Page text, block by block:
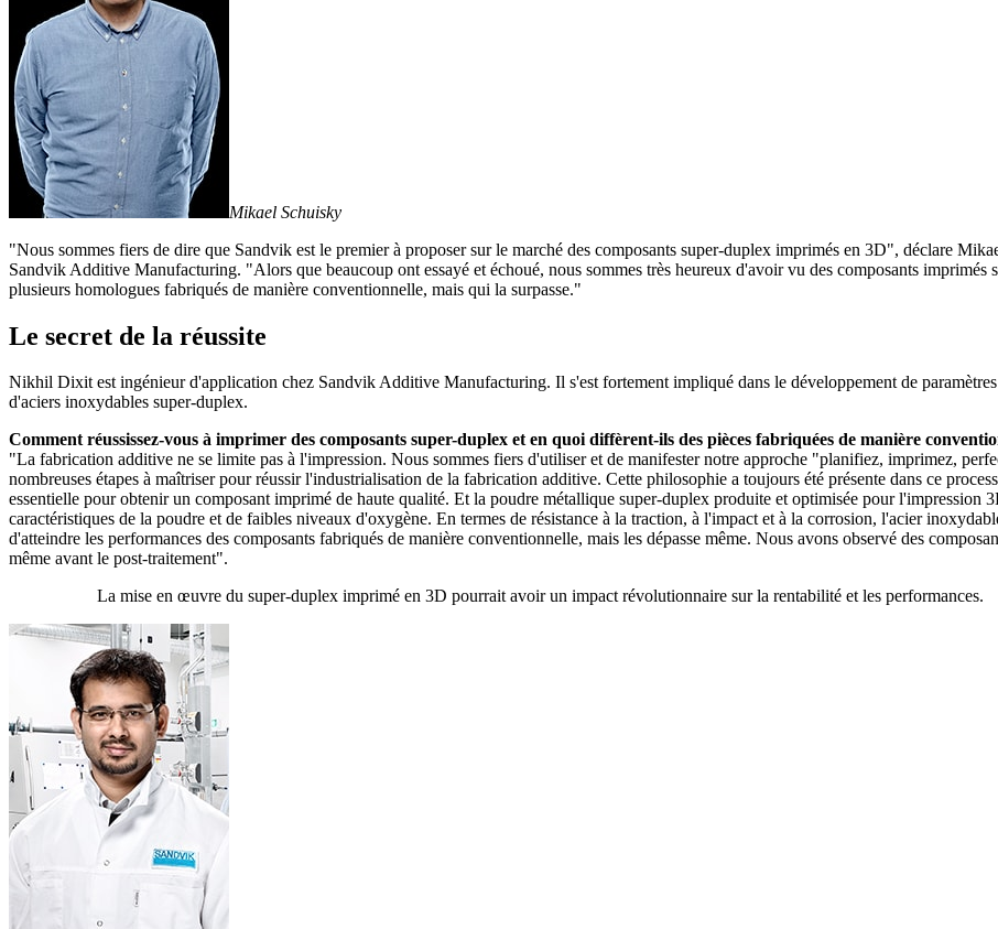
Mikael Schuisky
"Nous sommes fiers de dire que Sandvik est le premier à proposer sur le marché des composants super-duplex imprimés en 3D", déclare
Sandvik Additive Manufacturing. "Alors que beaucoup ont essayé et échoué, nous sommes très heureux d'avoir vu des composants imprimés
plusieurs homologues fabriqués de manière conventionnelle, mais qui la surpasse."
Le secret de la réussite
Nikhil Dixit est ingénieur d'application chez Sandvik Additive Manufacturing. Il s'est fortement impliqué dans le développement de
d'aciers inoxydables super-duplex.
Comment réussissez-vous à imprimer des composants super-duplex et en quoi diffèrent-ils des pièces fabriquées de manière
"La fabrication additive ne se limite pas à l'impression. Nous sommes fiers d'utiliser et de manifester notre approche "planifiez, imprimez,
nombreuses étapes à maîtriser pour réussir l'industrialisation de la fabrication additive. Cette philosophie a toujours été présente dans ce
essentielle pour obtenir un composant imprimé de haute qualité. Et la poudre métallique super-duplex produite et optimisée pour l'impression
caractéristiques de la poudre et de faibles niveaux d'oxygène. En termes de résistance à la traction, à l'impact et à la corrosion, l'acier
d'atteindre les performances des composants fabriqués de manière conventionnelle, mais les dépasse même. Nous avons observé des
même avant le post-traitement".
La mise en œuvre du super-duplex imprimé en 3D pourrait avoir un impact révolutionnaire sur la rentabilité et les performances.